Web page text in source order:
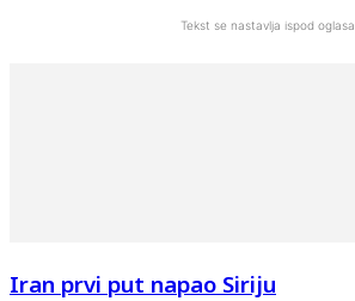
Tekst se nastavlja ispod oglasa
Iran prvi put napao Siriju